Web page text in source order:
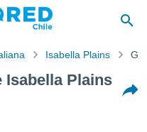
Isabella Plains
Isabella Plains